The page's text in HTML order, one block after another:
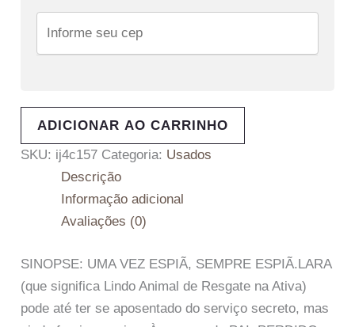
ADICIONAR AO CARRINHO
SKU: ij4c157 Categoria: Usados
Descrição
Informação adicional
Avaliações (0)
SINOPSE: UMA VEZ ESPIÃ, SEMPRE ESPIÃ.LARA
(que significa Lindo Animal de Resgate na Ativa)
pode até ter se aposentado do serviço secreto, mas